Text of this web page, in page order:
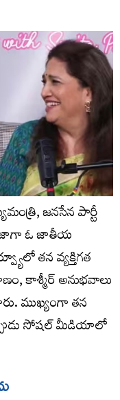
జనసేన పార్టీ
తాజాగా ఓ జాతీయ
తన వ్యక్తిగత
కాశ్మీర్ అనుభవాలు
ముఖ్యంగా తన
సోషల్ మీడియాలో